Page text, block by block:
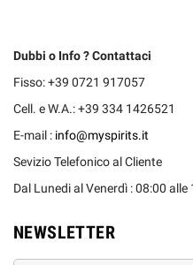
Dubbi o Info ? Contattaci
Fisso: +39 0721 917057
Cell. e W.A.: +39 334 1426521
E-mail : info@myspirits.it
Sevizio Telefonico al Cliente
Dal Lunedi al Venerdì : 08:00 alle
NEWSLETTER